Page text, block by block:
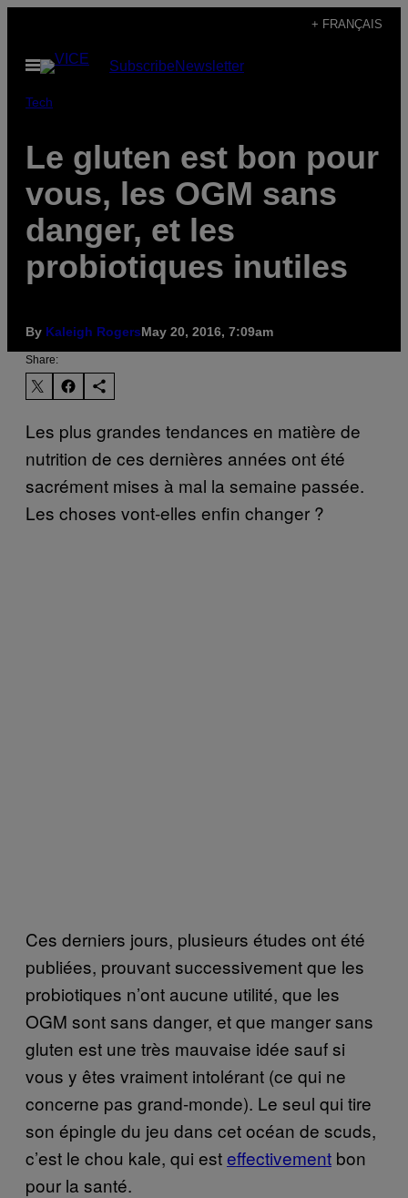
content
+ FRANÇAIS
Open
Menu
SubscribeNewsletter
Tech
Le gluten est bon pour
vous, les OGM sans
danger, et les
probiotiques inutiles
By Kaleigh RogersMay 20, 2016, 7:09am
Share:
Les plus grandes tendances en matière de
nutrition de ces dernières années ont été
sacrément mises à mal la semaine passée.
Les choses vont-elles enfin changer ?
Ces derniers jours, plusieurs études ont été
publiées, prouvant successivement que les
probiotiques n’ont aucune utilité, que les
OGM sont sans danger, et que manger sans
gluten est une très mauvaise idée sauf si
vous y êtes vraiment intolérant (ce qui ne
concerne pas grand-monde). Le seul qui tire
son épingle du jeu dans cet océan de scuds,
c’est le chou kale, qui esteffectivement bon
pour la santé.